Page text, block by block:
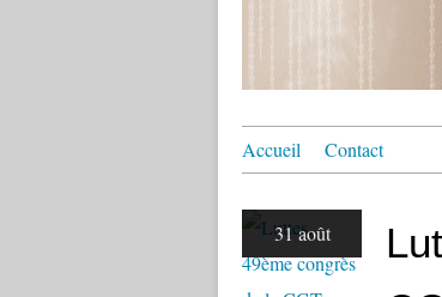
Accueil Contact
31 août